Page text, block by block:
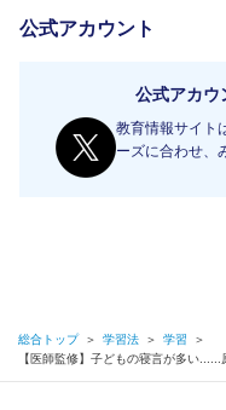
公式アカウント
公式アカウ
教育情報サイト
ーズに合わせ、
総合トップ ＞ 学習法 ＞ 学習
＞
【医師監修】子どもの寝言が多い